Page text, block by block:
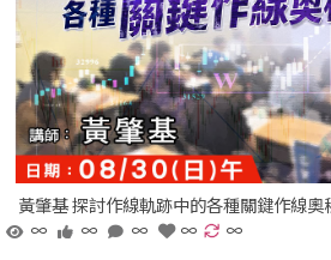
黃肇基 探討作線軌跡中的各種關鍵作線奧
∞
∞ ∞ ∞ ∞